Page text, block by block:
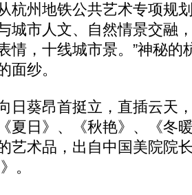
州地铁公共艺术专项规
城市人文、自然情景交融
情，十线城市景。”神秘的
面纱。
葵昂首挺立，直插云天
夏日》、《秋艳》、《冬
艺术品，出自中国美院院
。